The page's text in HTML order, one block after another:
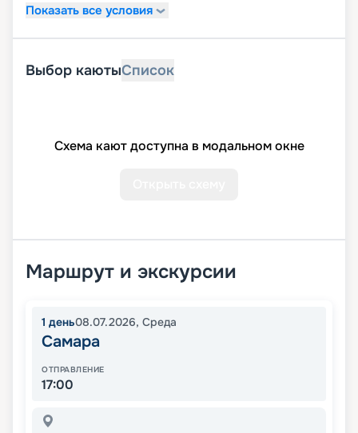
Показать все условия
Выбор каютыСписок
Схема кают доступна в модальном окне
Маршрут и экскурсии
1 день08.07.2026, Среда
Самара
ОТПРАВЛЕНИЕ
17:00